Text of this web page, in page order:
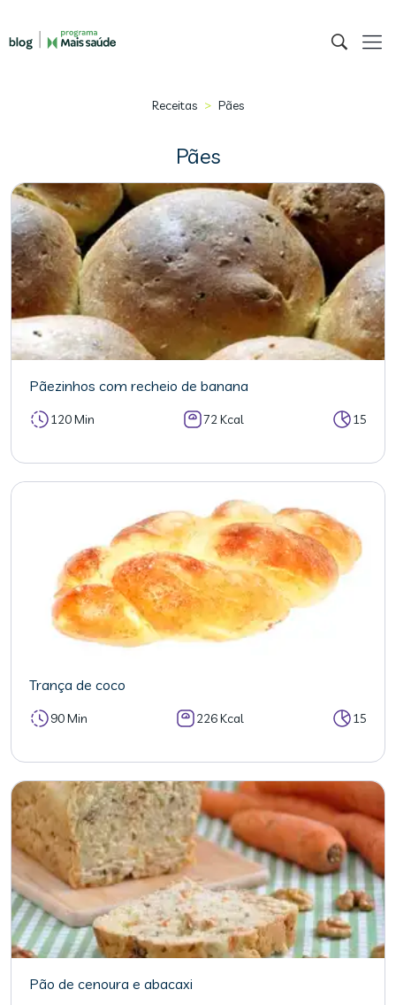
Receitas > Pães
Pães
Pãezinhos com recheio de banana
120 Min 72 Kcal 15
Trança de coco
90 Min 226 Kcal 15
Pão de cenoura e abacaxi